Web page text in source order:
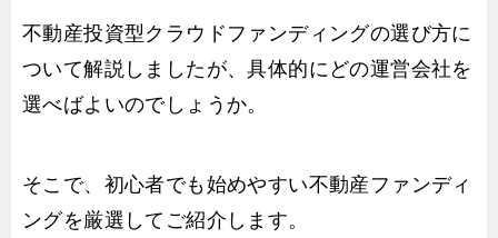
不動産投資型クラウドファンディングの選び方に
ついて解説しましたが、具体的にどの運営会社を
選べばよいのでしょうか。
そこで、初心者でも始めやすい不動産ファンディ
ングを厳選してご紹介します。